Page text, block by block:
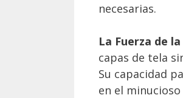
necesarias.
La Fuerza de
capas de tela
Su capacidad
en el